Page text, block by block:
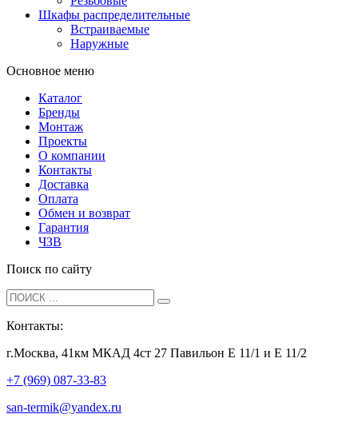
Шкафы распределительные
Встраиваемые
Наружные
Основное меню
Каталог
Бренды
Монтаж
Проекты
О компании
Контакты
Доставка
Оплата
Обмен и возврат
Гарантия
ЧЗВ
Поиск по сайту
Контакты:
г.Москва, 41км МКАД 4ст 27 Павильон Е 11/1 и Е 11/2
+7 (969) 087-33-83
san-termik@yandex.ru